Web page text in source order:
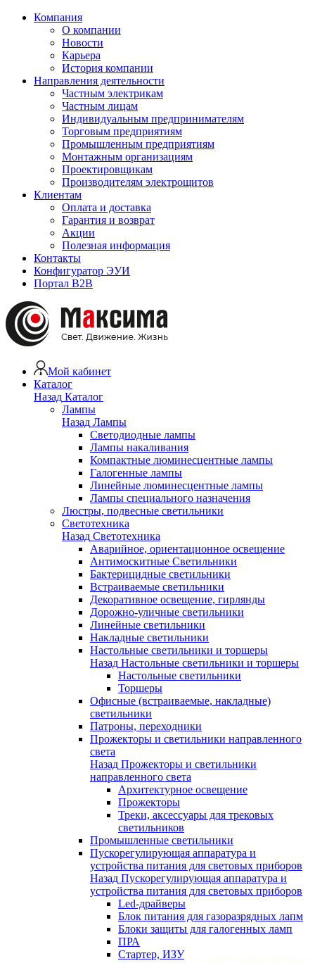
Компания
О компании
Новости
Карьера
История компании
Направления деятельности
Частным электрикам
Частным лицам
Индивидуальным предпринимателям
Торговым предприятиям
Промышленным предприятиям
Монтажным организациям
Проектировщикам
Производителям электрощитов
Клиентам
Оплата и доставка
Гарантия и возврат
Акции
Полезная информация
Контакты
Конфигуратор ЭУИ
Портал B2B
Мой кабинет
Каталог
Назад Каталог
Лампы
Назад Лампы
Светодиодные лампы
Лампы накаливания
Компактные люминесцентные лампы
Галогенные лампы
Линейные люминесцентные лампы
Лампы специального назначения
Люстры, подвесные светильники
Светотехника
Назад Светотехника
Аварийное, ориентационное освещение
Антимоскитные Светильники
Бактерицидные светильники
Встраиваемые светильники
Декоративное освещение, гирлянды
Дорожно-уличные светильники
Линейные светильники
Накладные светильники
Настольные светильники и торшеры
Назад Настольные светильники и торшеры
Настольные светильники
Торшеры
Офисные (встраиваемые, накладные)
светильники
Патроны, переходники
Прожекторы и светильники направленного
света
Назад Прожекторы и светильники
направленного света
Архитектурное освещение
Прожекторы
Треки, аксессуары для трековых
светильников
Промышленные светильники
Пускорегулирующая аппаратура и
устройства питания для световых приборов
Назад Пускорегулирующая аппаратура и
устройства питания для световых приборов
Led-драйверы
Блок питания для газоразрядных лапм
Блоки защиты для галогенных ламп
ПРА
Стартер, ИЗУ